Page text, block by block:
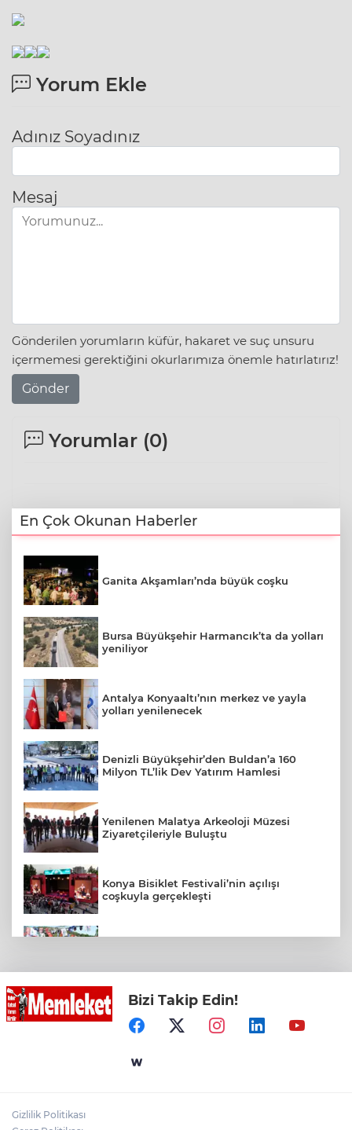
Yorum Ekle
Adınız Soyadınız
Mesaj
Gönderilen yorumların küfür, hakaret ve suç unsuru
içermemesi gerektiğini okurlarımıza önemle hatırlatırız!
Gönder
Yorumlar (0)
En Çok Okunan Haberler
Ganita Akşamları’nda büyük coşku
Bursa Büyükşehir Harmancık’ta da yolları
yeniliyor
Antalya Konyaaltı’nın merkez ve yayla
yolları yenilenecek
Denizli Büyükşehir’den Buldan’a 160
Milyon TL’lik Dev Yatırım Hamlesi
Yenilenen Malatya Arkeoloji Müzesi
Ziyaretçileriyle Buluştu
Konya Bisiklet Festivali’nin açılışı
coşkuyla gerçekleşti
İpsala OSB'nin gelişimi için kritik ziyaret
Bizi Takip Edin!
Gizlilik Politikası